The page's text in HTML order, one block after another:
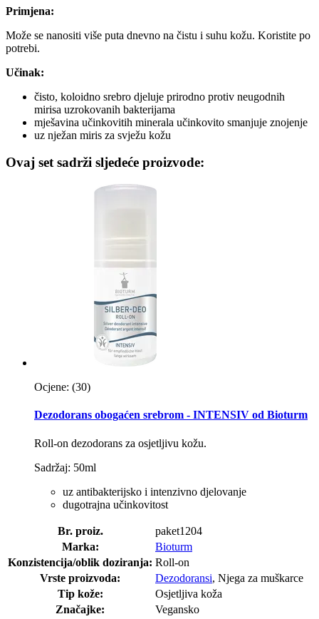
Primjena:
Može se nanositi više puta dnevno na čistu i suhu kožu. Koristite po
potrebi.
Učinak:
čisto, koloidno srebro djeluje prirodno protiv neugodnih
mirisa uzrokovanih bakterijama
mješavina učinkovitih minerala učinkovito smanjuje znojenje
uz nježan miris za svježu kožu
Ovaj set sadrži sljedeće proizvode:
Ocjene: (30)
Dezodorans obogaćen srebrom - INTENSIV od Bioturm
Roll-on dezodorans za osjetljivu kožu.
Sadržaj: 50ml
uz antibakterijsko i intenzivno djelovanje
dugotrajna učinkovitost
Br. proiz.
paket1204
Marka:
Bioturm
Konzistencija/oblik doziranja: Roll-on
Vrste proizvoda:
Dezodoransi, Njega za muškarce
Tip kože:
Osjetljiva koža
Značajke:
Vegansko